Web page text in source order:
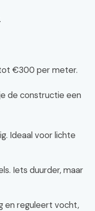
€300 per meter.
de constructie een
Ideaal voor lichte
Iets duurder, maar
en reguleert vocht,